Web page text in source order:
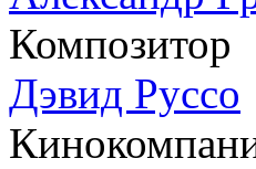
Композитор
Дэвид Руссо